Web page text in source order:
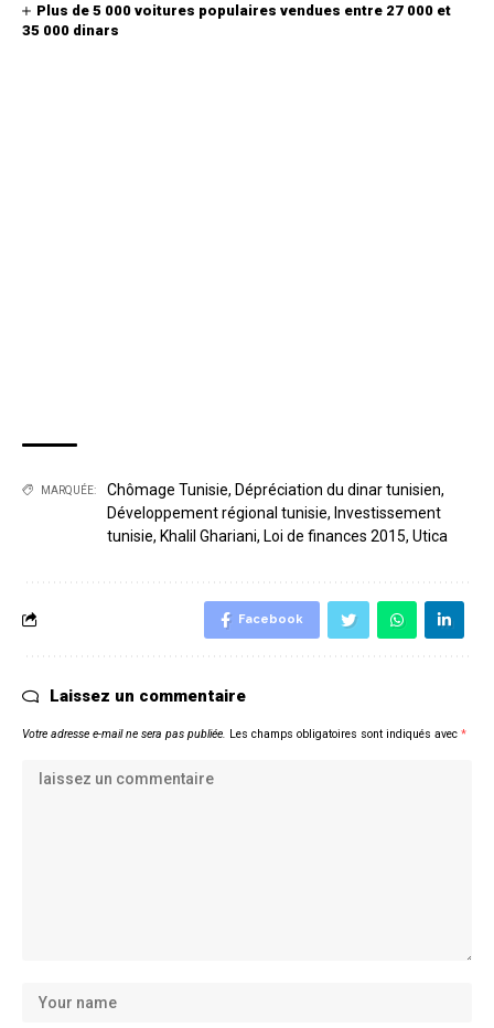
Plus de 5 000 voitures populaires vendues entre 27 000 et
35 000 dinars
MARQUÉE: Chômage Tunisie, Dépréciation du dinar tunisien,
Développement régional tunisie, Investissement
tunisie, Khalil Ghariani, Loi de finances 2015, Utica
Facebook
Laissez un commentaire
Votre adresse e-mail ne sera pas publiée. Les champs obligatoires sont indiqués avec *